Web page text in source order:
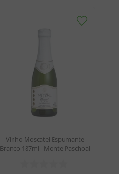
Vinho Moscatel Espumante
Branco 187ml - Monte Paschoal